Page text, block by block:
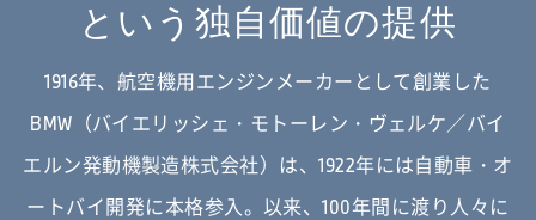
という独自価値の提供
1916年、航空機用エンジンメーカーとして創業した
BMW（バイエリッシェ・モトーレン・ヴェルケ／バイ
エルン発動機製造株式会社）は、1922年には自動車・オ
ートバイ開発に本格参入。以来、100年間に渡り人々に